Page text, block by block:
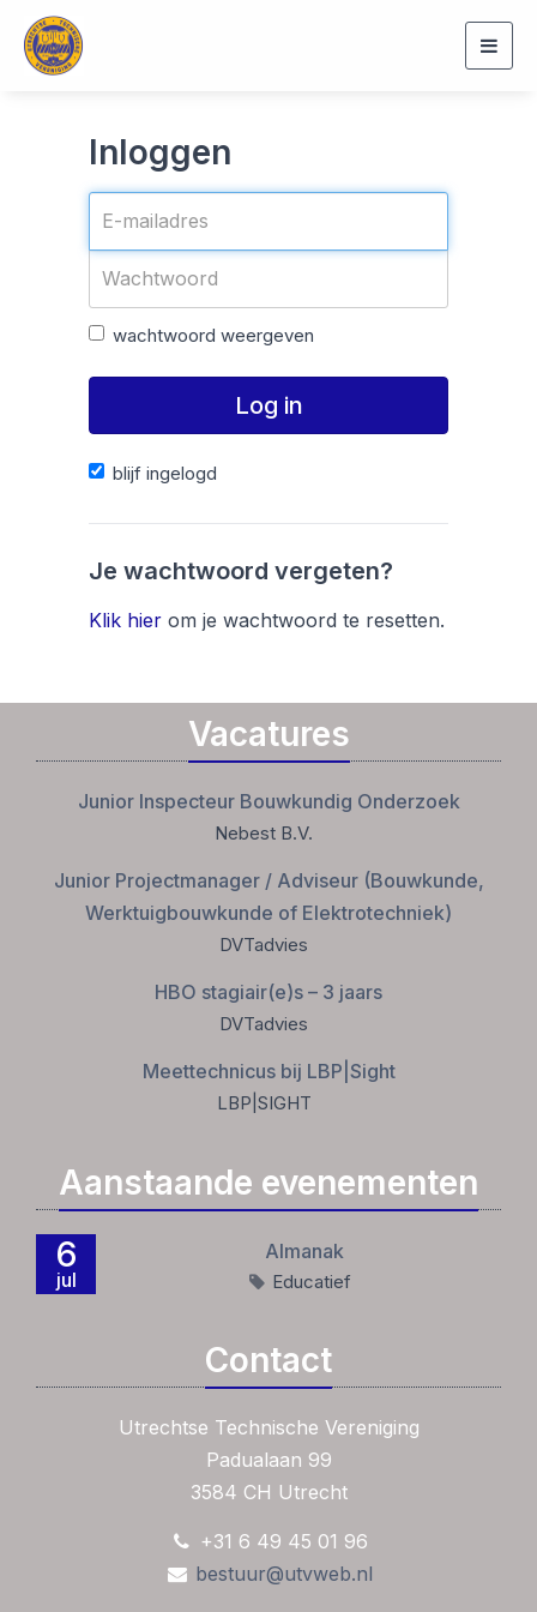
Inloggen
wachtwoord weergeven
Log in
blijf ingelogd
Je wachtwoord vergeten?
Klik hier om je wachtwoord te resetten.
Vacatures
Junior Inspecteur Bouwkundig Onderzoek
Nebest B.V.
Junior Projectmanager / Adviseur (Bouwkunde,
Werktuigbouwkunde of Elektrotechniek)
DVTadvies
HBO stagiair(e)s – 3 jaars
DVTadvies
Meettechnicus bij LBP|Sight
LBP|SIGHT
Aanstaande evenementen
6
jul
Almanak
Educatief
Contact
Utrechtse Technische Vereniging
Padualaan 99
3584 CH Utrecht
+31 6 49 45 01 96
bestuur@utvweb.nl